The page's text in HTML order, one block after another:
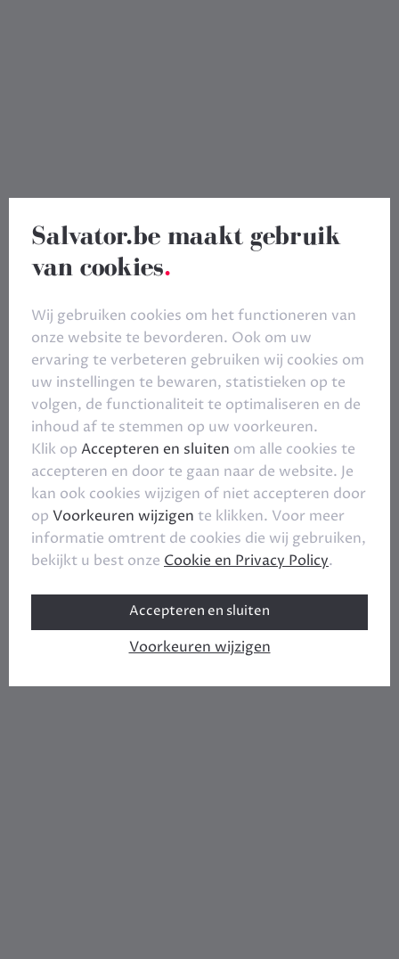
Salvator.be maakt gebruik
van cookies.
Wij gebruiken cookies om het functioneren van
onze website te bevorderen. Ook om uw
ervaring te verbeteren gebruiken wij cookies om
uw instellingen te bewaren, statistieken op te
volgen, de functionaliteit te optimaliseren en de
inhoud af te stemmen op uw voorkeuren.
Klik op Accepteren en sluiten om alle cookies te
accepteren en door te gaan naar de website. Je
kan ook cookies wijzigen of niet accepteren door
op Voorkeuren wijzigen te klikken. Voor meer
informatie omtrent de cookies die wij gebruiken,
bekijkt u best onze Cookie en Privacy Policy.
Accepteren en sluiten
Voorkeuren wijzigen